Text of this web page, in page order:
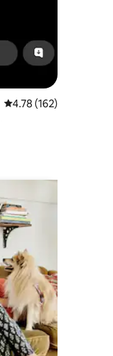
Calificación promedio:
4.78 (162)